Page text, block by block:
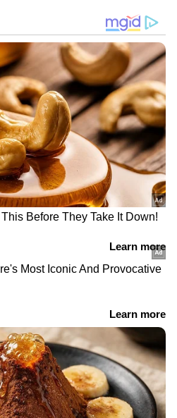
എല്ലാ
വാർത്തകൾ.
എന്നിവയുടെ
ആഴത്തിലുള്ള
റിപ്പോർട്ടിംഗും —
ഏത് സമയത്തും,
വാർത്തകൾ
Malayalam